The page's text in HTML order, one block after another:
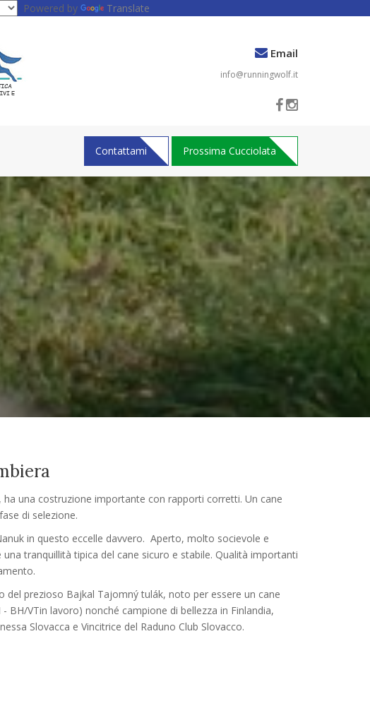
Powered by Translate
Email
info@runningwolf.it
Contattami Prossima Cucciolata
una costruzione importante con rapporti corretti. Un cane
di selezione.
in questo eccelle davvero. Aperto, molto socievole e
tranquillità tipica del cane sicuro e stabile. Qualità importanti
del prezioso Bajkal Tajomný tulák, noto per essere un cane
BH/VTin lavoro) nonché campione di bellezza in Finlandia,
Slovacca e Vincitrice del Raduno Club Slovacco.